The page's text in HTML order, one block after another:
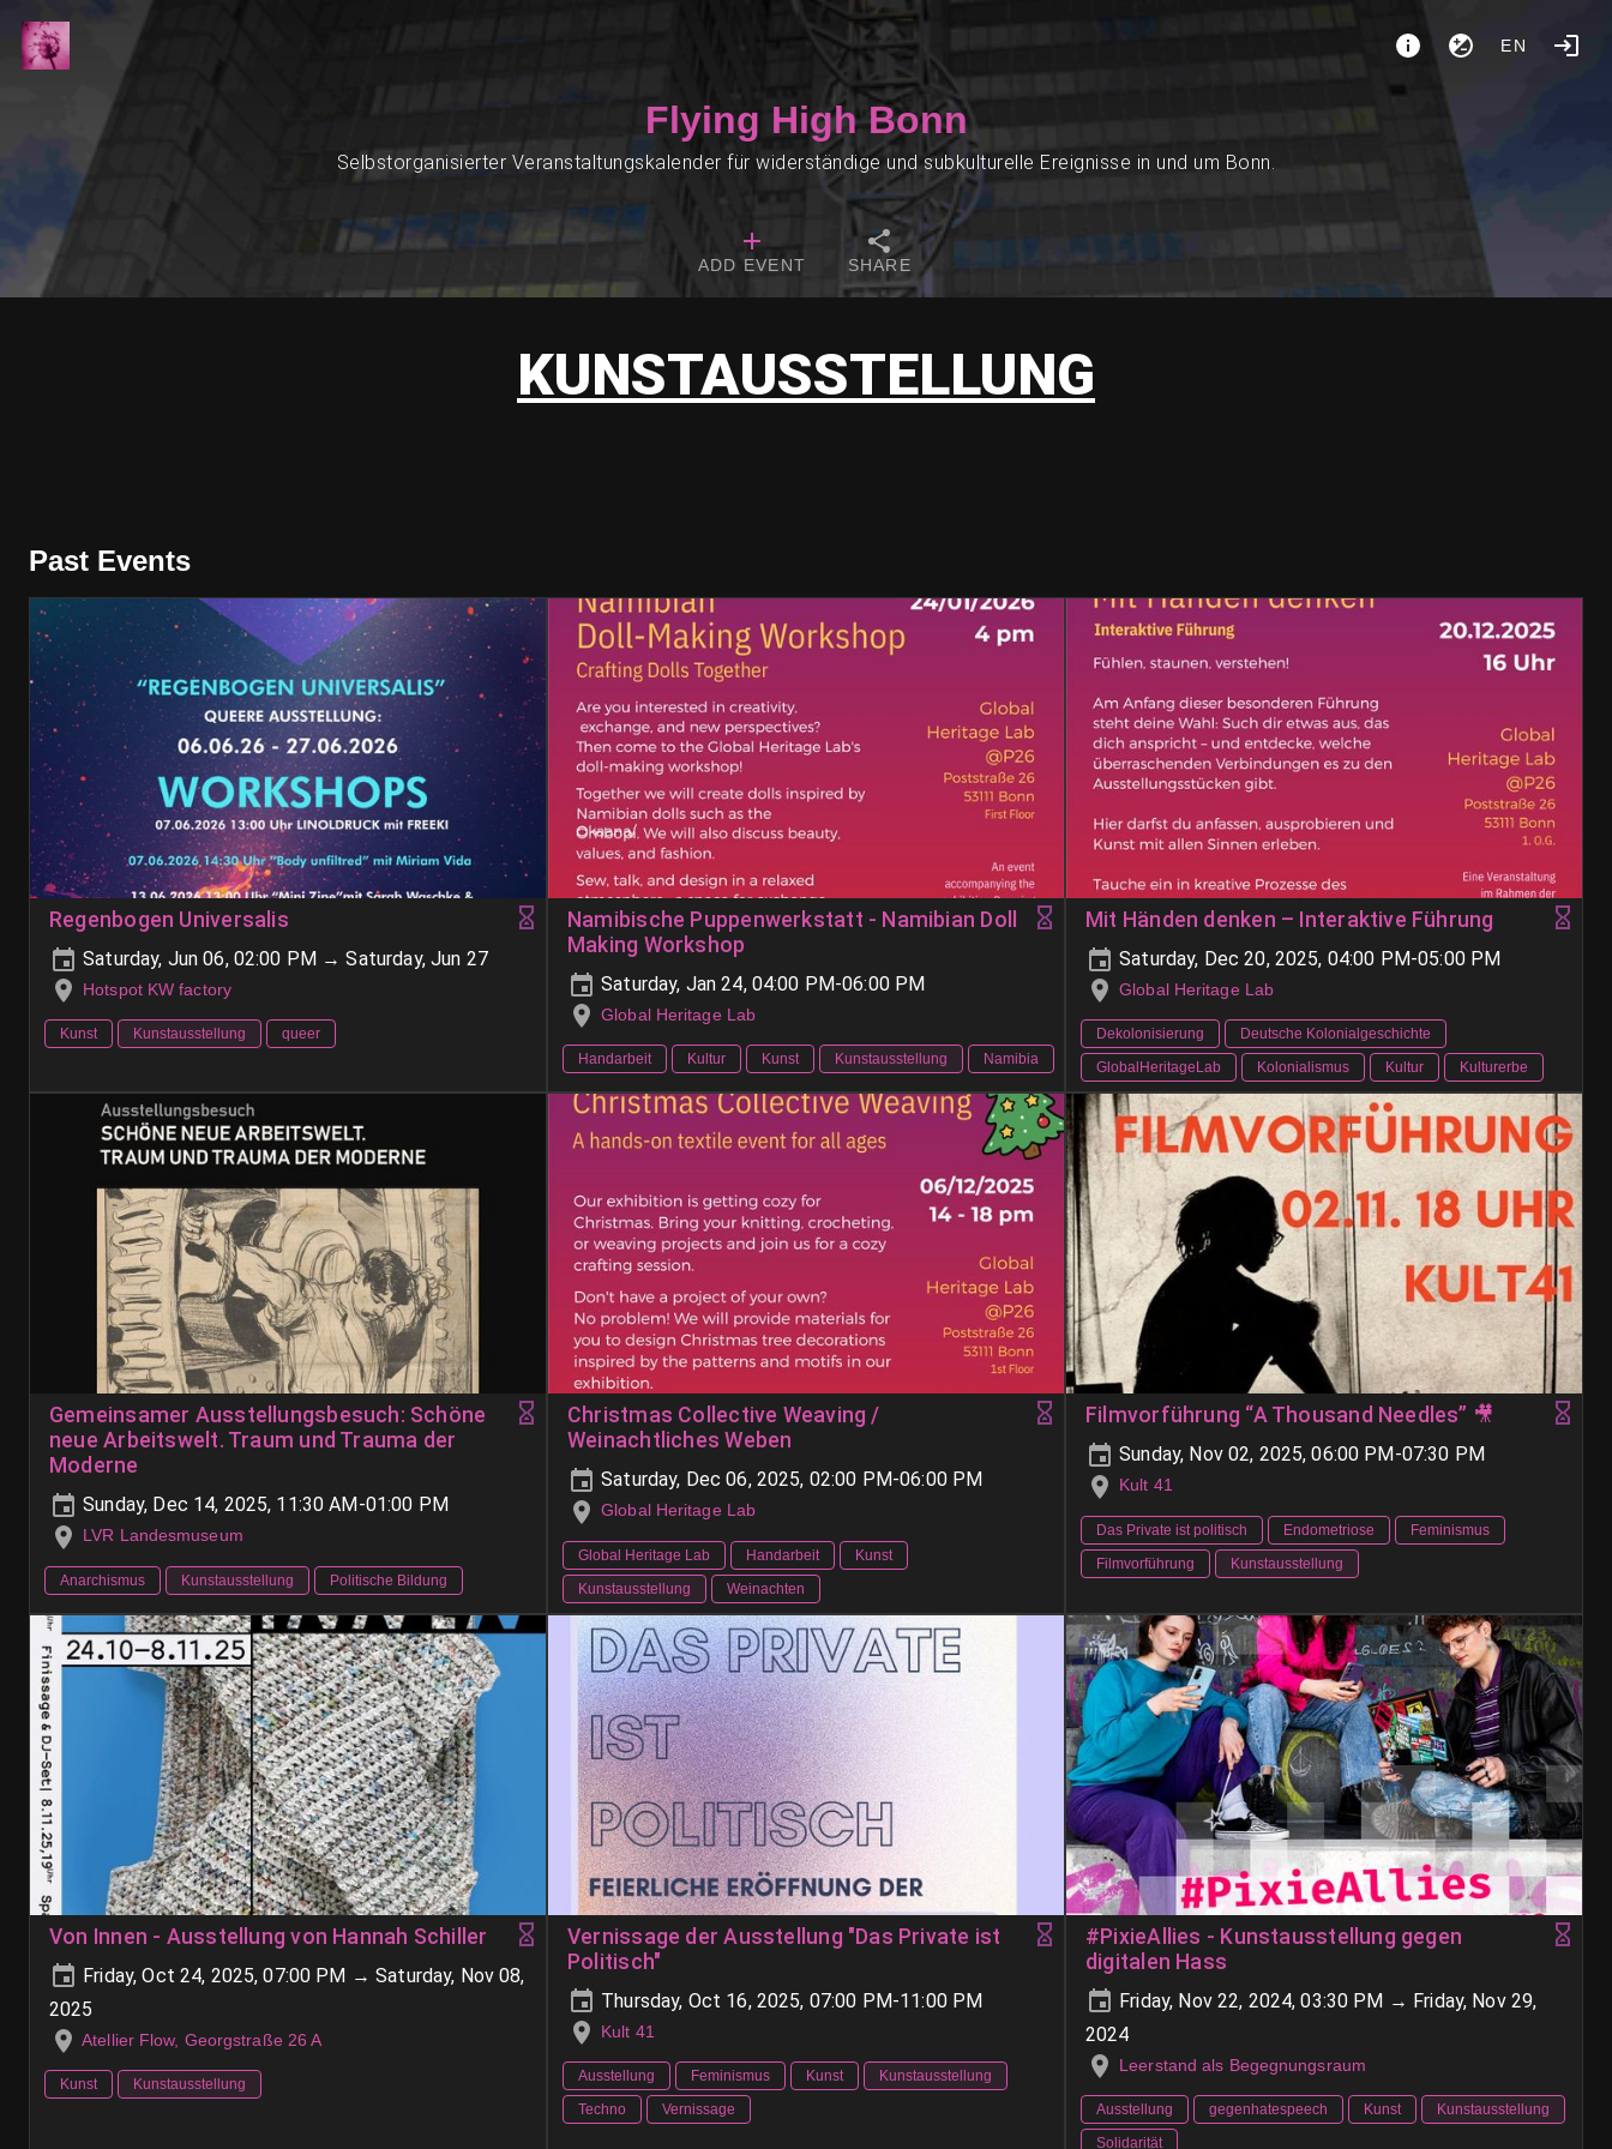
EN
Flying High Bonn
Selbstorganisierter Veranstaltungskalender für widerständige und subkulturelle Ereignisse in und um Bonn.
ADD EVENT SHARE
KUNSTAUSSTELLUNG
Past Events
Regenbogen Universalis
Saturday, Jun 06, 02:00 PM → Saturday, Jun 27
Hotspot KW factory
Kunst Kunstausstellung queer
Namibische Puppenwerkstatt - Namibian Doll
Making Workshop
Saturday, Jan 24, 04:00 PM-06:00 PM
Global Heritage Lab
Handarbeit Kultur Kunst Kunstausstellung Namibia
Mit Händen denken – Interaktive Führung
Saturday, Dec 20, 2025, 04:00 PM-05:00 PM
Global Heritage Lab
Dekolonisierung
Deutsche Kolonialgeschichte
GlobalHeritageLab
Kolonialismus Kultur Kulturerbe
Gemeinsamer Ausstellungsbesuch: Schöne
neue Arbeitswelt. Traum und Trauma der
Moderne
Sunday, Dec 14, 2025, 11:30 AM-01:00 PM
LVR Landesmuseum
Anarchismus Kunstausstellung Politische Bildung
Christmas Collective Weaving /
Weinachtliches Weben
Saturday, Dec 06, 2025, 02:00 PM-06:00 PM
Global Heritage Lab
Global Heritage Lab Handarbeit
Kunst
Kunstausstellung
Weinachten
Filmvorführung “A Thousand Needles” 🎥
Sunday, Nov 02, 2025, 06:00 PM-07:30 PM
Kult 41
Das Private ist politisch Endometriose
Feminismus
Filmvorführung
Kunstausstellung
Von Innen - Ausstellung von Hannah Schiller
Friday, Oct 24, 2025, 07:00 PM → Saturday, Nov 08,
2025
Atellier Flow, Georgstraße 26 A
Kunst Kunstausstellung
Vernissage der Ausstellung "Das Private ist
Politisch"
Thursday, Oct 16, 2025, 07:00 PM-11:00 PM
Kult 41
Ausstellung Feminismus Kunst
Kunstausstellung
Techno
Vernissage
#PixieAllies - Kunstausstellung gegen
digitalen Hass
Friday, Nov 22, 2024, 03:30 PM → Friday, Nov 29,
2024
Leerstand als Begegnungsraum
Ausstellung gegenhatespeech Kunst
Kunstausstellung
Solidarität